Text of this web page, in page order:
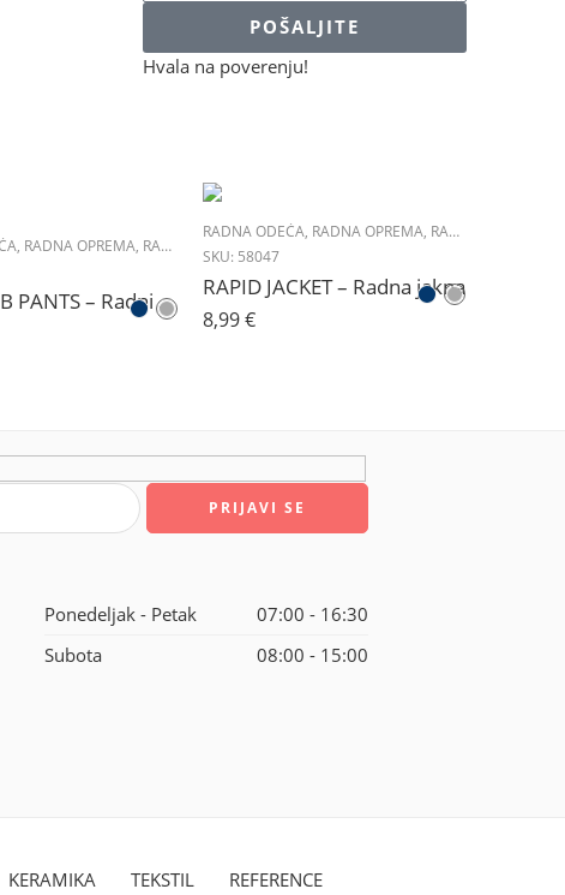
POŠALJITE
Hvala na poverenju!
RADNA OPREMA RADNE PANTALONE
CRAFT BIB PANTS – Radni polukombinezon
RADNA ODEĆA RADNA OPREMA RADNE JAKNE
SKU: 58047
RAPID JACKET – Radna jakna
8,99€
Ponedeljak - Petak
07:00 - 16:30
Subota
08:00 - 15:00
KERAMIKA TEKSTIL REFERENCE